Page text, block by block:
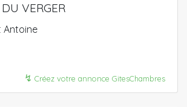
VERGER
Antoine
↯ Créez votre annonce GitesChambres